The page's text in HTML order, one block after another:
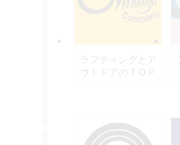
ラフティングとア
ウトドアのＴＯＰ